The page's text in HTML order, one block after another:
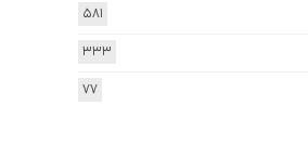
581
333
77